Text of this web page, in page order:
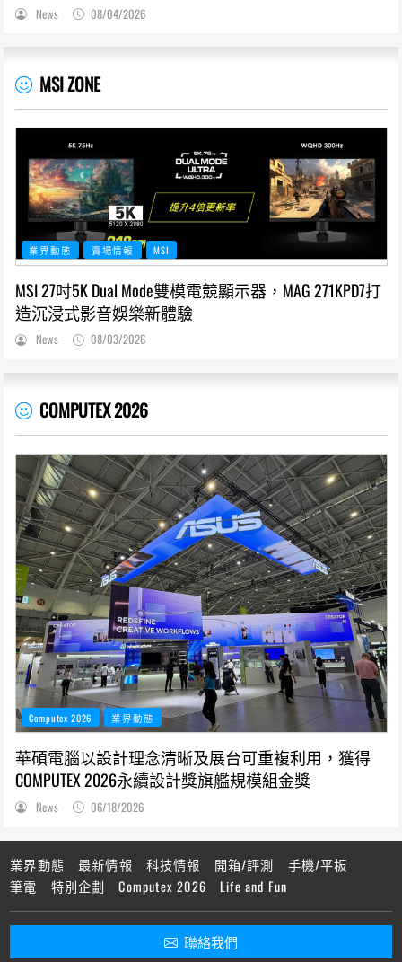
News 08/04/2026
MSI ZONE
業界動態 賣場情報 MSI
MSI 27吋5K Dual Mode雙模電競顯示器，MAG 271KPD7打
造沉浸式影音娛樂新體驗
News 08/03/2026
COMPUTEX 2026
Computex 2026 業界動態
華碩電腦以設計理念清晰及展台可重複利用，獲得
COMPUTEX 2026永續設計獎旗艦規模組金獎
News 06/18/2026
業界動態 最新情報 科技情報 開箱/評測
手機/平板
筆電
特別企劃 Computex 2026 Life and Fun
聯絡我們